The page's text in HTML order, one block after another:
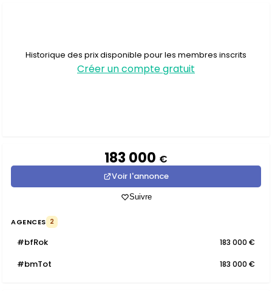
Historique des prix disponible pour les membres inscrits
Créer un compte gratuit
183 000 €
Voir l'annonce
Suivre
AGENCES 2
#bfRok 183 000 €
#bmTot 183 000 €